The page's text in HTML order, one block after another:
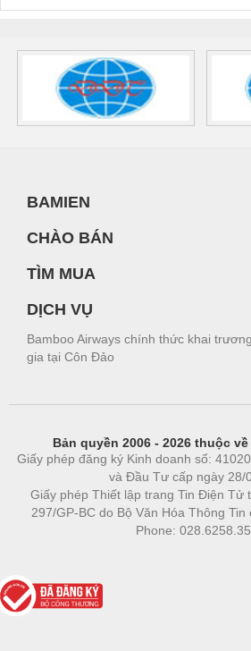
BAMIEN
CHÀO BÁN
TÌM MUA
DỊCH VỤ
Bamboo Airways chính thức khai
gia tại Côn Đảo
Bản quyền 2006 - 2026 thuộc
Giấy phép đăng ký Kinh doanh số:
và Đầu Tư cấp ngày 28/
Giấy phép Thiết lập trang Tin Điện Tử
297/GP-BC do Bộ Văn Hóa Thông
Phone: